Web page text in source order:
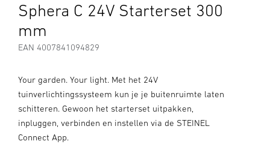
Sphera C 24V Starterset 300
mm
EAN 4007841094829
Your garden. Your light. Met het 24V
tuinverlichtingssysteem kun je je buitenruimte laten
schitteren. Gewoon het starterset uitpakken,
inpluggen, verbinden en instellen via de STEINEL
Connect App.